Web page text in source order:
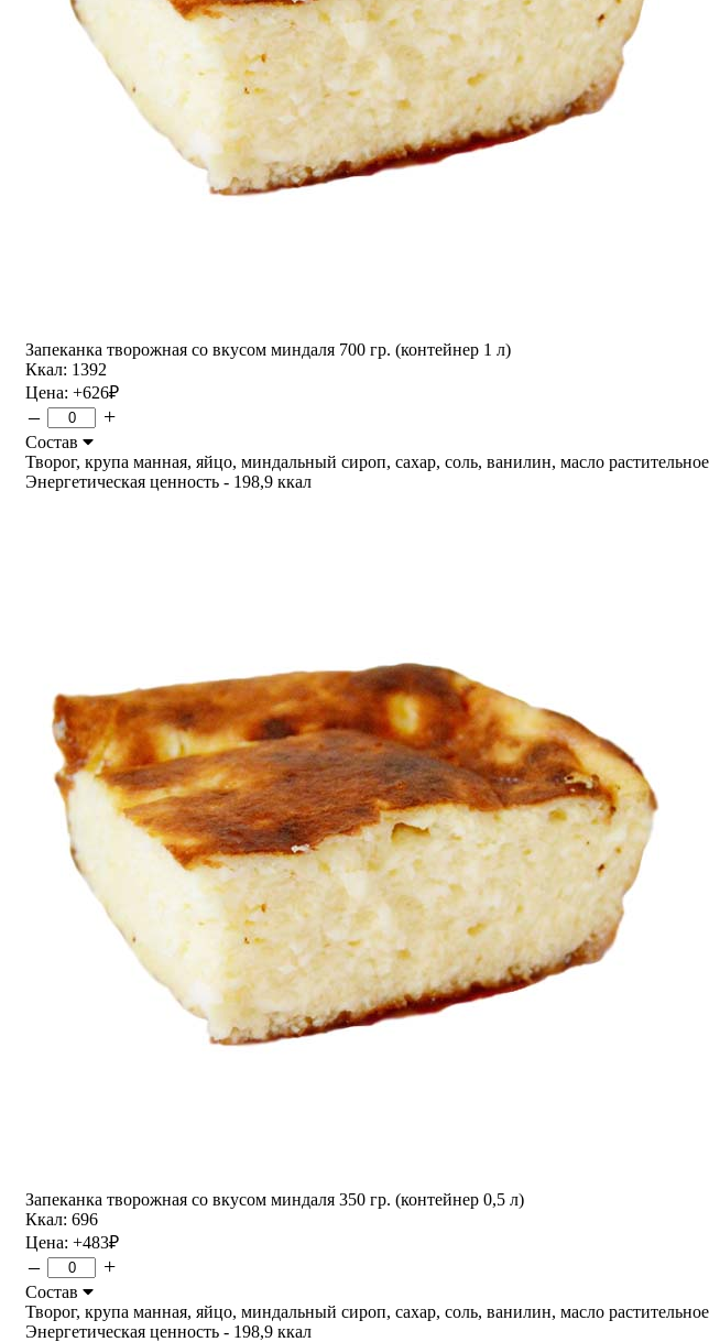
Запеканка творожная со вкусом миндаля 700 гр. (контейнер 1 л)
Ккал: 1392
Цена: +626₽
– +
Состав
Творог, крупа манная, яйцо, миндальный сироп, сахар, соль, ванилин, масло
Энергетическая ценность - 198,9 ккал
Запеканка творожная со вкусом миндаля 350 гр. (контейнер 0,5 л)
Ккал: 696
Цена: +483₽
– +
Состав
Творог, крупа манная, яйцо, миндальный сироп, сахар, соль, ванилин, масло
Энергетическая ценность - 198,9 ккал